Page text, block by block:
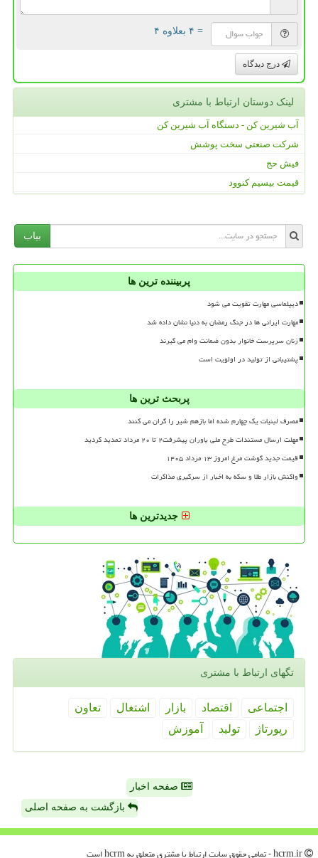
= ۴ بعلاوه ۴
درج دیدگاه
لینک دوستان ارتباط با مشتری
آب شیرین کن - دستگاه آب شیرین کن
شرکت صنعتی سخت پوشش
فیش حج
قیمت بیسیم کنوود
بیاب
پربیننده ترین ها
دیپلماسی مهارت تقویت می شود
مهارت ایرانی ها در جنگ رمضان به دنیا نشان داده شد
زنان سرپرست خانوار بدون ضمانت وام می گیرند
پشتیبانی از تولید در اولویت است
پربحث ترین ها
مصرف لبنیات یک چهارم شده اما بازهم شیر را گران می کنند
مهلت ارسال مستندات طرح ملی یاوران پیشرفت۲ تا ۲۰ مرداد تمدید گردید
قیمت جدید گوشت مرغ امروز ۱۳ مرداد ۱۴۰۵
واکنش بازار طلا و سکه به اخبار از سرگیری مذاکرات
جدیدترین ها
تگهای ارتباط با مشتری
اجتماعی اقتصاد بازار اشتغال
تعاون
رپورتاژ
تولید آموزش
صفحه اخبار
بازگشت به صفحه اصلی